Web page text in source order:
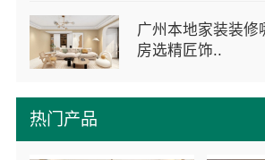
热门产品
广州本地家装装修
房选精匠饰..